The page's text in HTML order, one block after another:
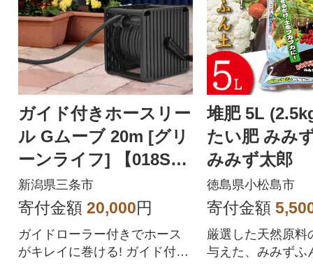
ガイド付きホースリー
ル Gムーブ 20m [グリ
ーンライフ] 【018S01
3】
新潟県三条市
寄付金額 20,000円
ガイドローラー付きでホース
がキレイに巻ける! ガイド付き
堆肥 5L
たい肥 みみ
みみず太郎
徳島県小松島市
寄付金額
厳選した天然原料
与えた、みみずふ